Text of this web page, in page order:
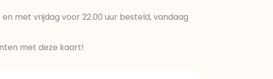
met vrijdag voor 22.00 uur besteld, vandaag
met deze kaart!